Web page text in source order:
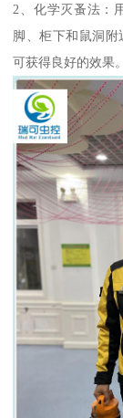
2、化学灭蚤法：
脚、柜下和鼠洞附
可获得良好的效果。